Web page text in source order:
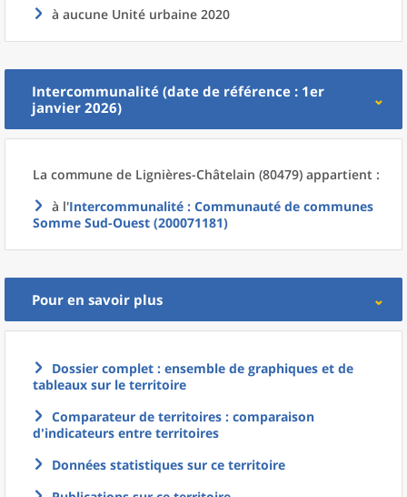
à aucune Unité urbaine 2020
Intercommunalité (date de référence : 1er
janvier 2026)
La commune de Lignières-Châtelain (80479) appartient :
à l'Intercommunalité : Communauté de communes
Somme Sud-Ouest (200071181)
Pour en savoir plus
Dossier complet : ensemble de graphiques et de
tableaux sur le territoire
Comparateur de territoires : comparaison
d'indicateurs entre territoires
Données statistiques sur ce territoire